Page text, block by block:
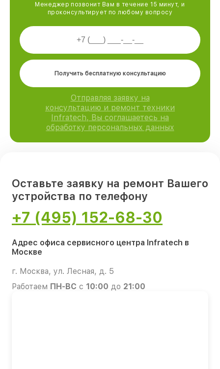
Менеджер позвонит Вам в течение 15 минут, и
проконсультирует по любому вопросу
Получить бесплатную консультацию
Отправляя заявку на
консультацию и ремонт техники
Infratech, Вы соглашаетесь на
обработку персональных данных
Оставьте заявку на ремонт Вашего
устройства по телефону
+7 (495) 152-68-30
Адрес офиса сервисного центра Infratech в
Москве
г. Москва, ул. Лесная, д. 5
Работаем ПН-ВС с 10:00 до 21:00